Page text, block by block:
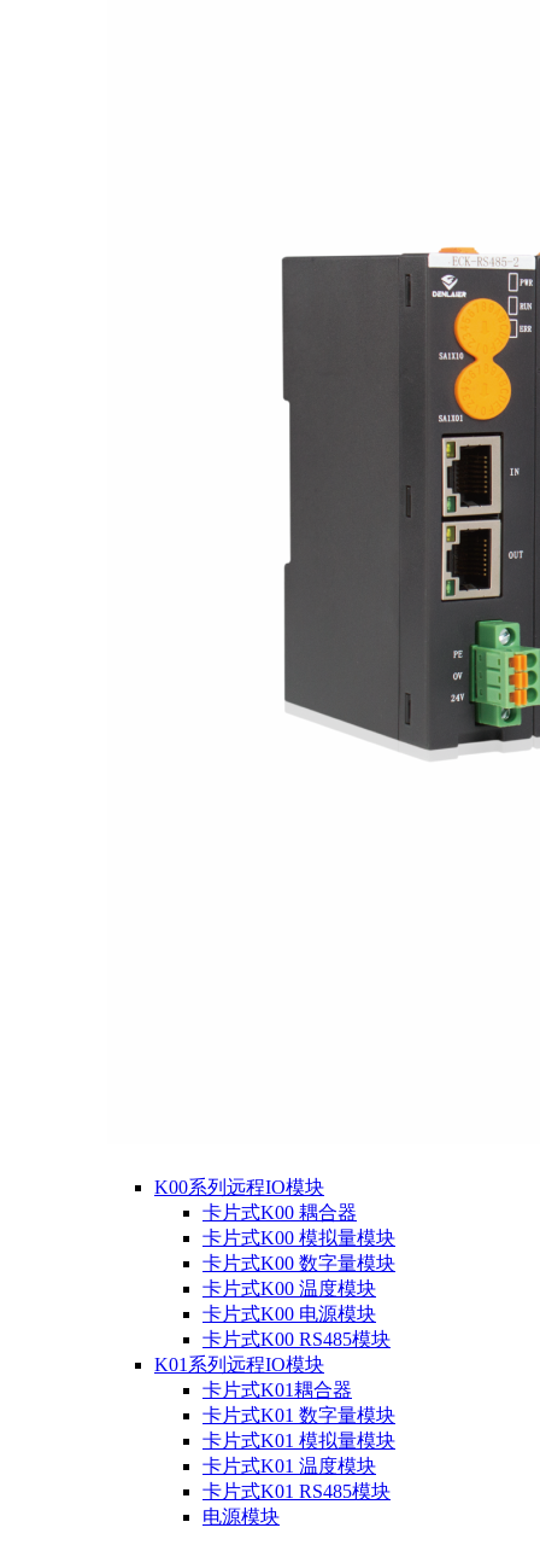
K00系列远程IO模块
卡片式K00 耦合器
卡片式K00 模拟量模块
卡片式K00 数字量模块
卡片式K00 温度模块
卡片式K00 电源模块
卡片式K00 RS485模块
K01系列远程IO模块
卡片式K01耦合器
卡片式K01 数字量模块
卡片式K01 模拟量模块
卡片式K01 温度模块
卡片式K01 RS485模块
电源模块